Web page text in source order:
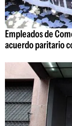
Empleados de
acuerdo paritario